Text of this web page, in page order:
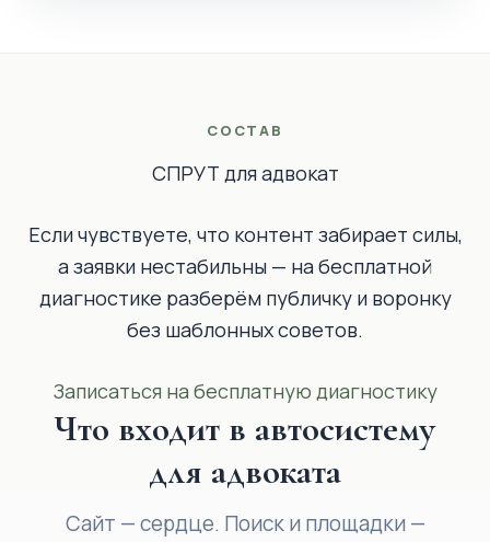
СОСТАВ
СПРУТ для адвокат
Если чувствуете, что контент забирает силы,
а заявки нестабильны — на бесплатной
диагностике разберём публичку и воронку
без шаблонных советов.
Записаться на бесплатную диагностику
Что входит в автосистему
для адвоката
Сайт — сердце. Поиск и площадки —